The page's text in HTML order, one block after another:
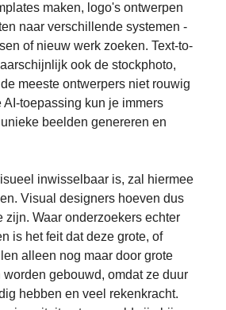
maken, logo's ontwerpen
naar verschillende systemen -
of nieuw werk zoeken. Text-to-
ook de stockphoto,
meeste ontwerpers niet rouwig
AI-toepassing kun je immers
beelden genereren en
inwisselbaar is, zal hiermee
Visual designers hoeven dus
zijn. Waar onderzoekers echter
is het feit dat deze grote, of
alleen nog maar door grote
gebouwd, omdat ze duur
hebben en veel rekenkracht.